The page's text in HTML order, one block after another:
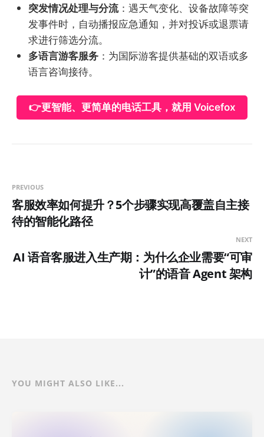
突发情况处理与分流：遇天气变化、设备故障等突
发事件时，自动播报应急通知，并对投诉或退票请
求进行筛选分流。
多语言游客服务 ：为国际游客提供基础的双语或多
语言咨询接待。
👉更智能、更简单的电话工具，就用 Voicefox
PREVIOUS
客服效率如何提升？5个步骤实现高覆盖自主接
待的智能化路径
NEXT
AI 语音客服进入生产期：为什么企业需要“可审
计”的语音 Agent 架构
YOU MIGHT ALSO LIKE...